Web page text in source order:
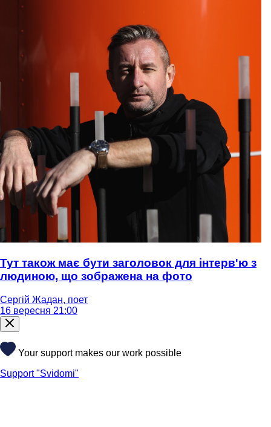
Тут також має бути заголовок для інтерв'ю з
людиною, що зображена на фото
Сергій Жадан, поет
16 вересня 21:00
Your support makes our work possible
Support "Svidomi"